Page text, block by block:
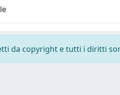
da copyright e tutti i diritti